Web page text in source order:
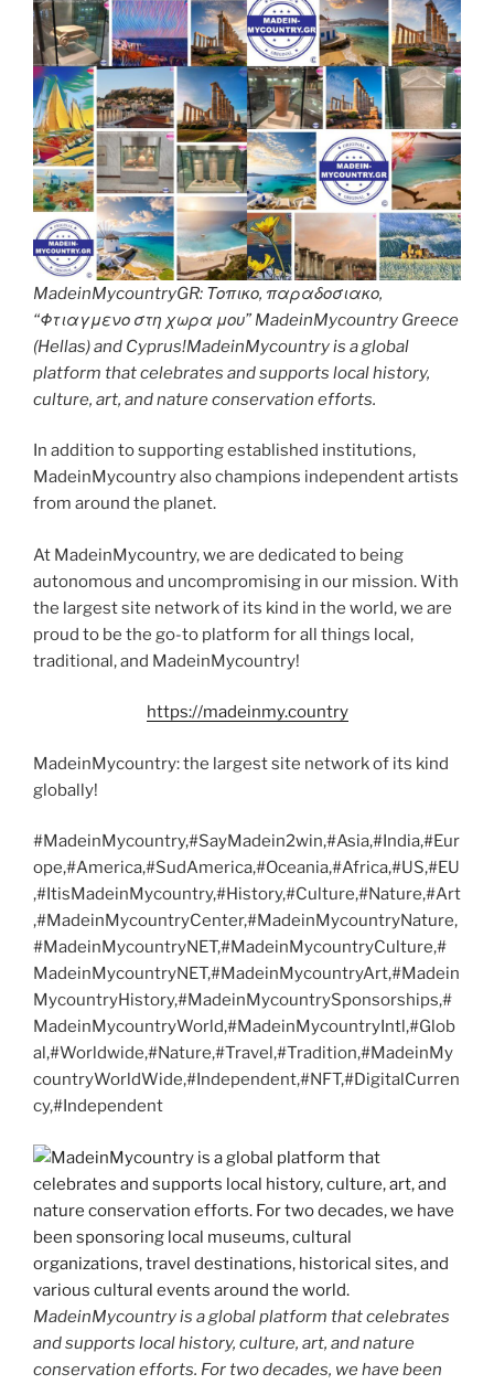
MadeinMycountryGR: Τοπικο, παραδοσιακο,
“Φτιαγμενο στη χωρα μου” MadeinMycountry Greece
(Hellas) and Cyprus!MadeinMycountry is a global
platform that celebrates and supports local history,
culture, art, and nature conservation efforts.
In addition to supporting established institutions,
MadeinMycountry also champions independent artists
from around the planet.
At MadeinMycountry, we are dedicated to being
autonomous and uncompromising in our mission. With
the largest site network of its kind in the world, we are
proud to be the go-to platform for all things local,
traditional, and MadeinMycountry!
https://madeinmy.country
MadeinMycountry: the largest site network of its kind
globally!
#MadeinMycountry,#SayMadein2win,#Asia,#India,#Eur
ope,#America,#SudAmerica,#Oceania,#Africa,#US,#EU
,#ItisMadeinMycountry,#History,#Culture,#Nature,#Art
,#MadeinMycountryCenter,#MadeinMycountryNature,
#MadeinMycountryNET,#MadeinMycountryCulture,#
MadeinMycountryNET,#MadeinMycountryArt,#Madein
MycountryHistory,#MadeinMycountrySponsorships,#
MadeinMycountryWorld,#MadeinMycountryIntl,#Glob
al,#Worldwide,#Nature,#Travel,#Tradition,#MadeinMy
countryWorldWide,#Independent,#NFT,#DigitalCurren
cy,#Independent
MadeinMycountry is a global platform that celebrates
and supports local history, culture, art, and nature
conservation efforts. For two decades, we have been